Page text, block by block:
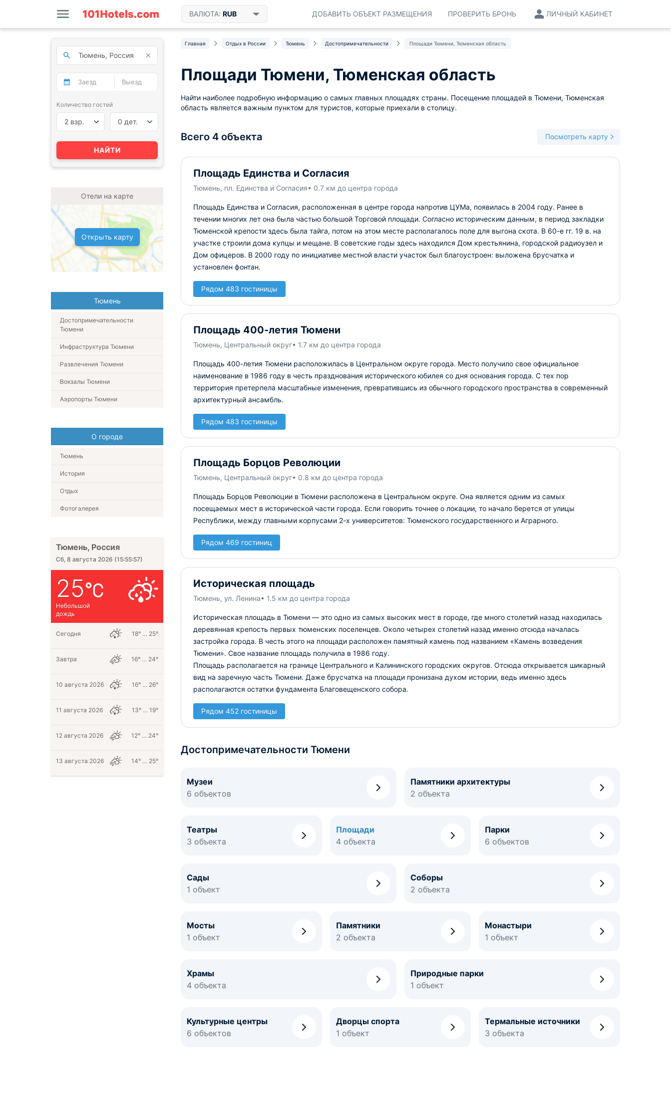
ВАЛЮТА: RUB ЛИЧНЫЙ КАБИНЕТ
ПРОВЕРИТЬ БРОНЬ
ДОБАВИТЬ ОБЪЕКТ РАЗМЕЩЕНИЯ
Главная Отдых в России Тюмень Достопримечательности Площади Тюмени, Тюменская область
Площади Тюмени, Тюменская область
Найти наиболее подробную информацию о самых главных площадях страны. Посещение площадей в Тюмени, Тюменская
область является важным пунктом для туристов, которые приехали в столицу.
Всего 4 объекта Посмотреть карту
Площадь Единства и Согласия
Тюмень, пл. Единства и Согласия• 0.7 км до центра города
Площадь Единства и Согласия, расположенная в центре города напротив ЦУМа, появилась в 2004 году. Ранее в
течении многих лет она была частью большой Торговой площади. Согласно историческим данным, в период закладки
Тюменской крепости здесь была тайга, потом на этом месте располагалось поле для выгона скота. В 60-е гг. 19 в. на
участке строили дома купцы и мещане. В советские годы здесь находился Дом крестьянина, городской радиоузел и
Дом офицеров. В 2000 году по инициативе местной власти участок был благоустроен: выложена брусчатка и
установлен фонтан.
Рядом 483 гостиницы
Площадь 400-летия Тюмени
Тюмень, Центральный округ• 1.7 км до центра города
Площадь 400-летия Тюмени расположилась в Центральном округе города. Место получило свое официальное
наименование в 1986 году в честь празднования исторического юбилея со дня основания города. С тех пор
территория претерпела масштабные изменения, превратившись из обычного городского пространства в современный
архитектурный ансамбль.
Рядом 483 гостиницы
Площадь Борцов Революции
Тюмень, Центральный округ• 0.8 км до центра города
Площадь Борцов Революции в Тюмени расположена в Центральном округе. Она является одним из самых
посещаемых мест в исторической части города. Если говорить точнее о локации, то начало берется от улицы
Республики, между главными корпусами 2-х университетов: Тюменского государственного и Аграрного.
Рядом 469 гостиниц
Историческая площадь
Тюмень, ул. Ленина• 1.5 км до центра города
Историческая площадь в Тюмени — это одно из самых высоких мест в городе, где много столетий назад находилась
деревянная крепость первых тюменских поселенцев. Около четырех столетий назад именно отсюда началась
застройка города. В честь этого на площади расположен памятный камень под названием «Камень возведения
Тюмени». Свое название площадь получила в 1986 году.
Площадь располагается на границе Центрального и Калининского городских округов. Отсюда открывается шикарный
вид на заречную часть Тюмени. Даже брусчатка на площади пронизана духом истории, ведь именно здесь
располагаются остатки фундамента Благовещенского собора.
Рядом 452 гостиницы
Достопримечательности Тюмени
Музеи
6 объектов
Памятники архитектуры
2 объекта
Театры
3 объекта
Площади
4 объекта
Парки
6 объектов
Сады
1 объект
Соборы
2 объекта
Мосты
1 объект
Памятники
2 объекта
Монастыри
1 объект
Храмы
4 объекта
Природные парки
1 объект
Культурные центры
6 объектов
Дворцы спорта
1 объект
Термальные источники
3 объекта
Количество гостей
2 взр. 0 дет.
НАЙТИ
Отели на карте
Открыть карту
Тюмень
Достопримечательности
Тюмени
Инфраструктура Тюмени
Развлечения Тюмени
Вокзалы Тюмени
Аэропорты Тюмени
О городе
Тюмень
История
Отдых
Фотогалерея
Тюмень, Россия
Сб, 8 августа 2026 (15:55:57)
25
Небольшой
дождь
Сегодня 18° … 25°
Завтра 16° … 24°
10 августа 2026 16° … 26°
11 августа 2026 13° … 19°
12 августа 2026 12° … 24°
13 августа 2026 14° … 25°